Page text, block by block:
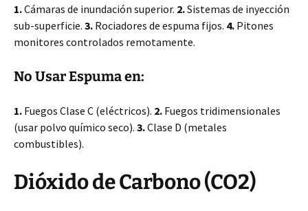
1.Cámaras de inundación superior. 2.Sistemas de inyección
sub-superficie. 3. Rociadores de espuma fijos. 4. Pitones
monitores controlados remotamente.
No Usar Espuma en:
1. Fuegos Clase C (eléctricos). 2. Fuegos tridimensionales
(usar polvo químico seco). 3.Clase D (metales
combustibles).
Dióxido de Carbono (CO2)